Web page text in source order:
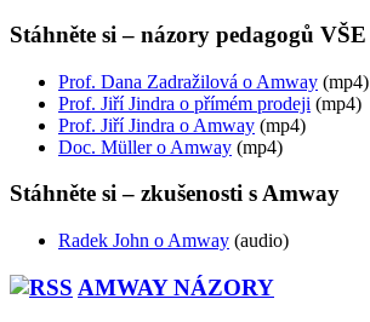
Stáhněte si – názory pedagogů VŠE
Prof. Dana Zadražilová o Amway (mp4)
Prof. Jiří Jindra o přímém prodeji (mp4)
Prof. Jiří Jindra o Amway (mp4)
Doc. Müller o Amway (mp4)
Stáhněte si – zkušenosti s Amway
Radek John o Amway (audio)
AMWAY NÁZORY